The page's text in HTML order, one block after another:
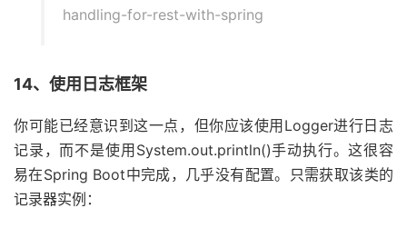
handling-for-rest-with-spring
14、使用日志框架
你可能已经意识到这一点，但你应该使用Logger进行日志
记录，而不是使用System.out.println()手动执行。这很容
易在Spring Boot中完成，几乎没有配置。只需获取该类的
记录器实例：